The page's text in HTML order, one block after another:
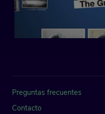
Preguntas frecuentes
Contacto